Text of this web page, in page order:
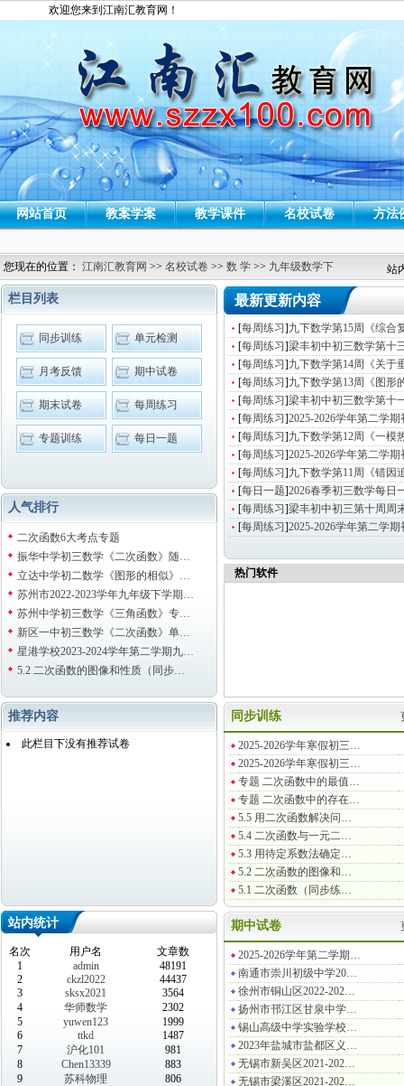
欢迎您来到江南汇教育网！
网站首页 教案学案 教学课件 名校试卷 方法
您现在的位置： 江南汇教育网 >> 名校试卷 >> 数 学 >> 九年级数学下 站
栏目列表
同步训练 单元检测
月考反馈 期中试卷
期末试卷 每周练习
专题训练 每日一题
人气排行
二次函数6大考点专题
振华中学初三数学《二次函数》随…
立达中学初二数学《图形的相似》…
苏州市2022-2023学年九年级下学期…
苏州中学初三数学《三角函数》专…
新区一中初三数学《二次函数》单…
星港学校2023-2024学年第二学期九…
5.2 二次函数的图像和性质（同步…
推荐内容
此栏目下没有推荐试卷
站内统计
名次 用户名
文章数
1
admin
48191
2
ckzl2022
44437
3
sksx2021
3564
4
华师数学
2302
5
yuwen123
1999
6
ttkd
1487
7
沪化101
981
8
Chen13339
883
9
苏科物理
806
最新更新内容
[每周练习 ]九下数学第15周《综合
[每周练习 ]梁丰初中初三数学第十
[每周练习 ]九下数学第14周《关于
[每周练习 ]九下数学第13周《图形
[每周练习 ]梁丰初中初三数学第十
[每周练习 ]2025-2026学年第二学
[每周练习 ]九下数学第12周《一模
[每周练习 ]2025-2026学年第二学
[每周练习 ]九下数学第11周《错因
[每日一题]2026春季初三数学每日
[每周练习 ]梁丰初中初三第十周周
[每周练习 ]2025-2026学年第二学
热门软件
同步训练
2025-2026学年寒假初三…
2025-2026学年寒假初三…
专题 二次函数中的最值…
专题 二次函数中的存在…
5.5 用二次函数解决问…
5.4 二次函数与一元二…
5.3 用待定系数法确定…
5.2 二次函数的图像和…
5.1 二次函数（同步练…
期中试卷
2025-2026学年第二学期…
南通市崇川初级中学20…
徐州市铜山区2022-202…
扬州市邗江区甘泉中学…
锡山高级中学实验学校…
2023年盐城市盐都区义…
无锡市新吴区2021-202…
无锡市梁溪区2021-202…